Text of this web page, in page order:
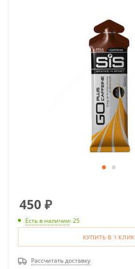
450 ₽
Есть в наличии: 25
КУПИТЬ В 1 КЛИК
Рассчитать доставку